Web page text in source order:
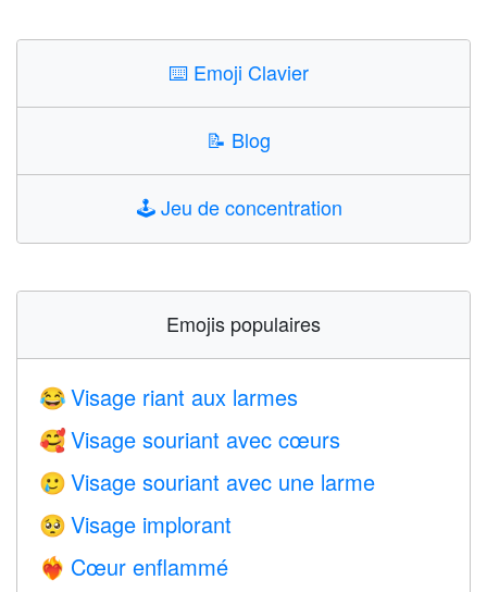
⌨️ Emoji Clavier
📝 Blog
🕹️Jeu de concentration
Emojis populaires
😂 Visage riant aux larmes
🥰 Visage souriant avec cœurs
🥲 Visage souriant avec une larme
🥺 Visage implorant
❤️‍🔥 Cœur enflammé